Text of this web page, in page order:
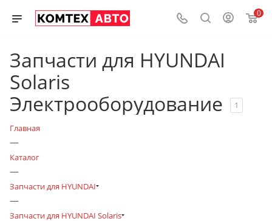
0
Запчасти для HYUNDAI
Solaris
Электрооборудование
1
Главная
—
Каталог
—
Запчасти для HYUNDAI
—
Запчасти для HYUNDAI Solaris